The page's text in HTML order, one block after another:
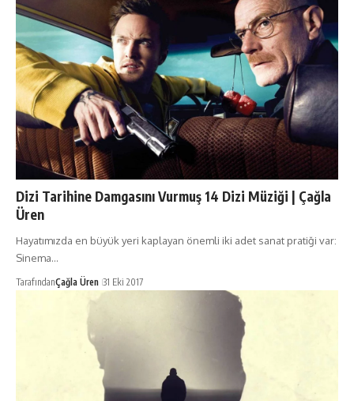
Dizi Tarihine Damgasını Vurmuş 14 Dizi Müziği | Çağla
Üren
Hayatımızda en büyük yeri kaplayan önemli iki adet sanat pratiği var:
Sinema…
TarafındanÇağla Üren 31 Eki 2017